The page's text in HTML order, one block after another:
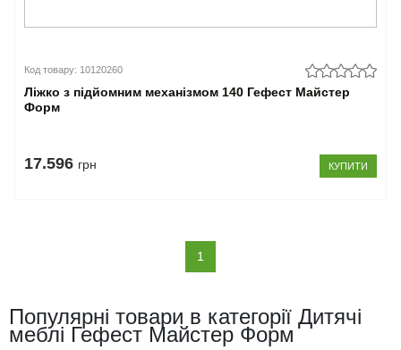
Код товару: 10120260
Ліжко з підйомним механізмом 140 Гефест Майстер
Форм
17.596 грн КУПИТИ
1
Популярні товари в категорії Дитячі
меблі Гефест Майстер Форм